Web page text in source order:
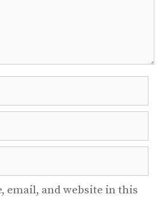
email, and website in this